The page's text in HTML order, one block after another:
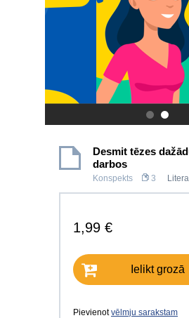
.
Desmit tēzes
darbos
Konspekts 3
1,99 €
Ielikt grozā
Pievienotvēlmju sarakstam